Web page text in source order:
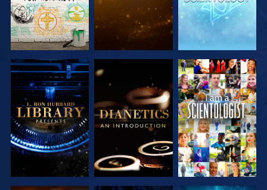
VERKEN DE
SERIE
VERKEN DE
SERIE
KIJK